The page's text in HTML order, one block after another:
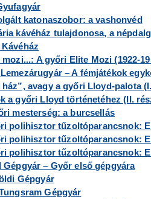
katonaszobor: a vashonvéd
kávéház tulajdonosa, a
mozi...: A győri Elite Mozi (1922-
– A fémjátékok
ház”, avagy a győri Lloyd-palota
a győri Lloyd történetéhez (II.
mesterség: a burcsellás
polihisztor tűzoltóparancsnok:
polihisztor tűzoltóparancsnok:
polihisztor tűzoltóparancsnok:
Gépgyár– Győr első gépgyára
Gépgyár
Gépgyár